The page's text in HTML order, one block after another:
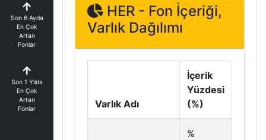
Son 6 Ayda
En Çok
Artan
Fonlar
Son 1 Yılda
En Çok
Artan
Fonlar
HER - Fon İçeriği,
Varlık Dağılımı
Varlık Adı
İçerik
Yüzdesi
(%)
%